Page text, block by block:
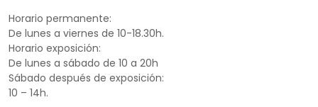
Horario permanente:
De lunes a viernes de 10-18.30h.
Horario exposición:
De lunes a sábado de 10 a 20h
Sábado después de exposición:
10 – 14h.